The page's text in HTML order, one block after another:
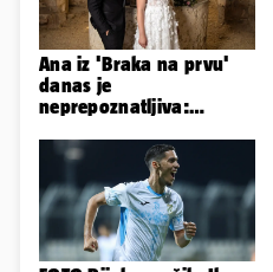
Ana iz 'Braka na prvu'
danas je
neprepoznatljiva:
ovako sad izgleda